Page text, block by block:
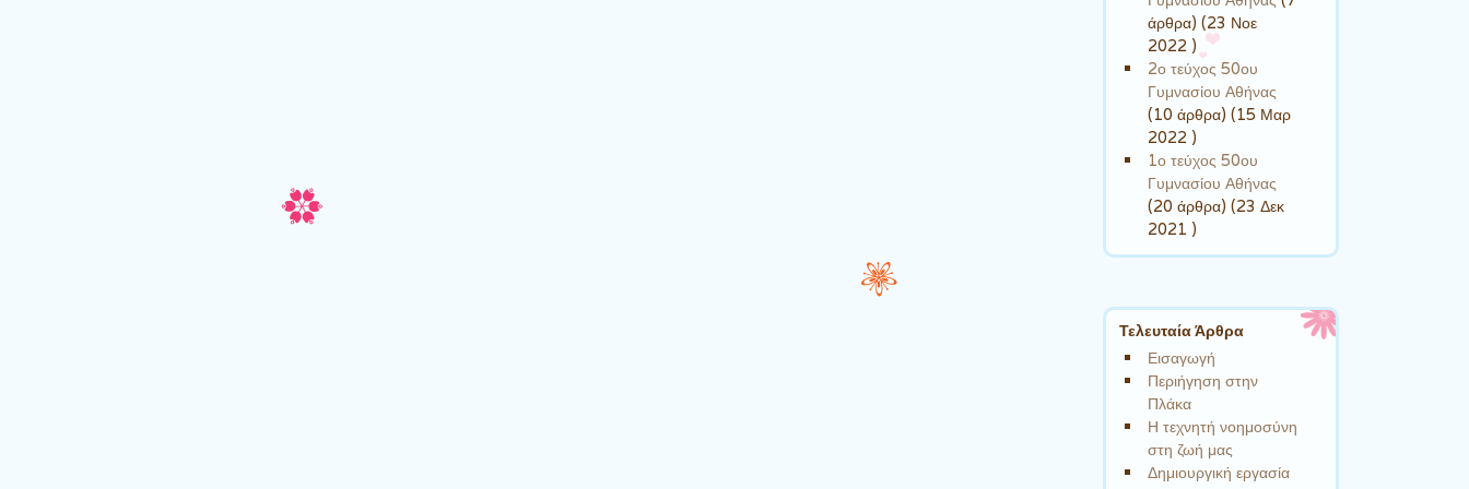
άρθρα) (23 Νοε
2022 )
2ο τεύχος 50ου
Γυμνασίου Αθήνας
(10 άρθρα) (15 Μαρ
2022 )
1ο τεύχος 50ου
Γυμνασίου Αθήνας
(20 άρθρα) (23 Δεκ
2021 )
Τελευταία Άρθρα
Εισαγωγή
Περιήγηση στην
Πλάκα
Η τεχνητή νοημοσύνη
στη ζωή μας
Δημιουργική εργασία